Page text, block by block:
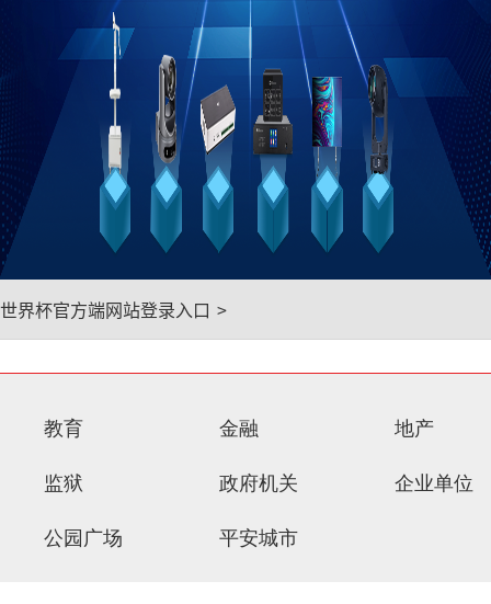
世界杯官方端网站登录入口 >
教育 金融 地产
监狱 政府机关 企业单位
公园广场 平安城市